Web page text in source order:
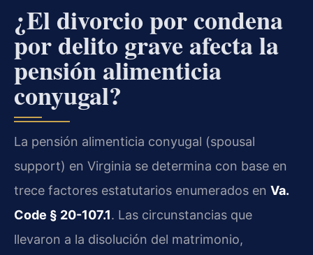
¿El divorcio por condena
por delito grave afecta la
pensión alimenticia
conyugal?
La pensión alimenticia conyugal (spousal
support) en Virginia se determina con base en
trece factores estatutarios enumerados en Va.
Code § 20-107.1. Las circunstancias que
llevaron a la disolución del matrimonio,